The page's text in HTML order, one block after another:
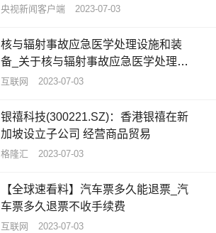
央视新闻客户端 2023-07-03
核与辐射事故应急医学处理设施和装
备_关于核与辐射事故应急医学处理设
施和装备概略
互联网 2023-07-03
银禧科技(300221.SZ)：香港银禧在新
加坡设立子公司 经营商品贸易
格隆汇 2023-07-03
【全球速看料】汽车票多久能退票_汽
车票多久退票不收手续费
互联网 2023-07-03